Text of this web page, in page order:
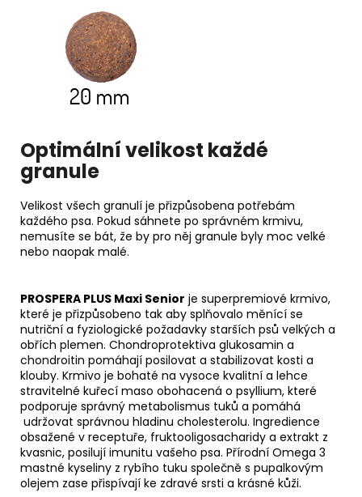
Optimální velikost každé
granule
Velikost všech granulí je přizpůsobena potřebám
každého psa. Pokud sáhnete po správném krmivu,
nemusíte se bát, že by pro něj granule byly moc velké
nebo naopak malé.
PROSPERA PLUS Maxi Senior je superpremiové krmivo,
které je přizpůsobeno tak aby splňovalo měnící se
nutriční a fyziologické požadavky starších psů velkých a
obřích plemen. Chondroprotektiva glukosamin a
chondroitin pomáhají posilovat a stabilizovat kosti a
klouby. Krmivo je bohaté na vysoce kvalitní a lehce
stravitelné kuřecí maso obohacená o psyllium, které
podporuje správný metabolismus tuků a pomáhá
udržovat správnou hladinu cholesterolu. Ingredience
obsažené v receptuře, fruktooligosacharidy a extrakt z
kvasnic, posilují imunitu vašeho psa. Přírodní Omega 3
mastné kyseliny z rybího tuku společně s pupalkovým
olejem zase přispívají ke zdravé srsti a krásné kůži.